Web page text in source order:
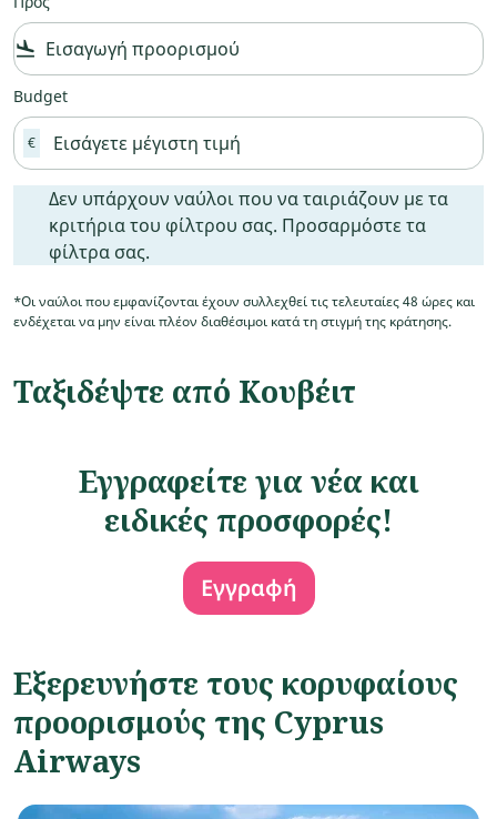
flight_land
Budget
€
Δεν υπάρχουν ναύλοι που να ταιριάζουν με τα
κριτήρια του φίλτρου σας. Προσαρμόστε τα
φίλτρα σας.
Δεν υπάρχουν ναύλοι που να ταιριάζουν με τα
*Οι ναύλοι που εμφανίζονται έχουν συλλεχθεί τις τελευταίες 48 ώρες και
ενδέχεται να μην είναι πλέον διαθέσιμοι κατά τη στιγμή της κράτησης.
Ταξιδέψτε από Κουβέιτ
Εγγραφείτε για νέα και
ειδικές προσφορές!
Εγγραφή
Εξερευνήστε τους κορυφαίους
προορισμούς της Cyprus
Airways